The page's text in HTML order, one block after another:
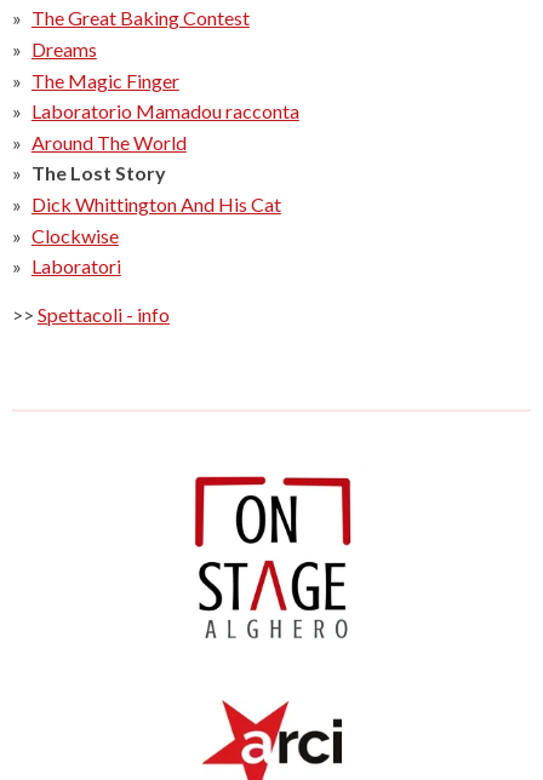
The Great Baking Contest
Dreams
The Magic Finger
Laboratorio Mamadou racconta
Around The World
The Lost Story
Dick Whittington And His Cat
Clockwise
Laboratori
>> Spettacoli - info